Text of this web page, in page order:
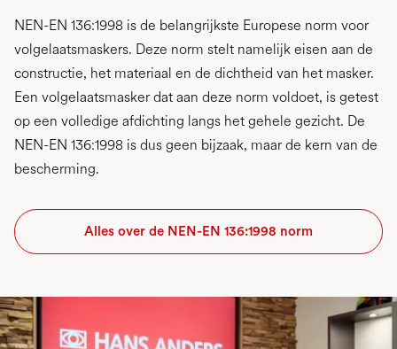
NEN-EN 136:1998 is de belangrijkste Europese norm voor
volgelaatsmaskers. Deze norm stelt namelijk eisen aan de
constructie, het materiaal en de dichtheid van het masker.
Een volgelaatsmasker dat aan deze norm voldoet, is getest
op een volledige afdichting langs het gehele gezicht. De
NEN-EN 136:1998 is dus geen bijzaak, maar de kern van de
bescherming.
Alles over de NEN-EN 136:1998 norm